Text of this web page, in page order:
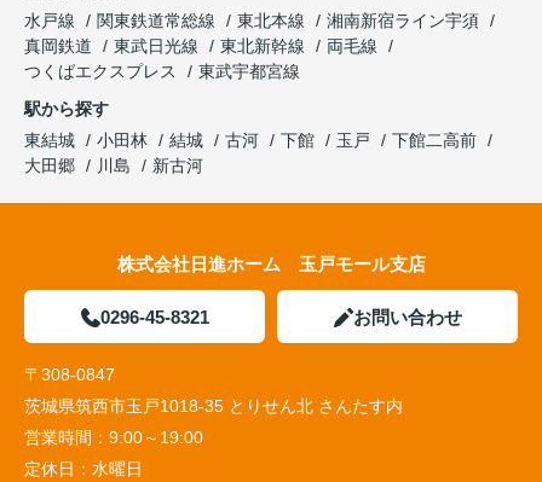
水戸線
関東鉄道常総線 東北本線
湘南新宿ライン宇須
真岡鉄道
東武日光線 東北新幹線
両毛線
つくばエクスプレス
東武宇都宮線
駅から探す
東結城
小田林 結城 古河 下館 玉戸
下館二高前
大田郷
川島 新古河
株式会社日進ホーム 玉戸モール支店
0296-45-8321 お問い合わせ
〒308-0847
茨城県筑西市玉戸1018-35 とりせん北 さんたす内
営業時間： 9:00～19:00
定休日： 水曜日